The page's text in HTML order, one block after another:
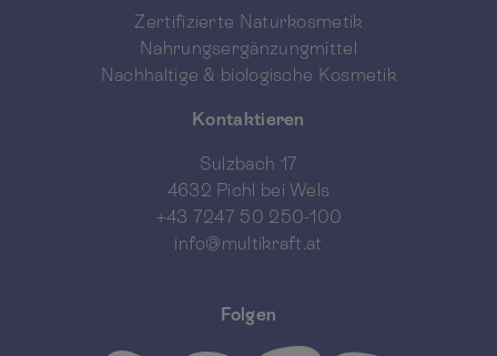
Folgen
Zertifizierte Naturkosmetik
Nahrungsergänzungmittel
Nachhaltige & biologische Kosmetik
Kontaktieren
Sulzbach 17
4632 Pichl bei Wels
+43 7247 50 250-100
info@multikraft.at